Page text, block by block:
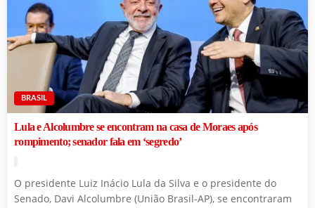
BRASIL
Lula e Alcolumbre se encontram na casa de Moraes após
rompimento; senador fala em ‘segredo’
O presidente Luiz Inácio Lula da Silva e o presidente do
Senado, Davi Alcolumbre (União Brasil-AP), se encontraram